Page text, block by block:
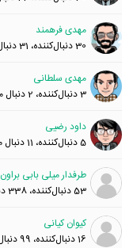
مهدی فرهمند
30دنبال‌کننده، 31 دنبال میکند
مهدی سلطانی
3دنبال‌کننده، 2 دنبال میکند
داود رضیی
5دنبال‌کننده، 11 دنبال میکند
طرفدار میلی بابی براون
53دنبال‌کننده، 338 دنبال میکند
کیوان کیانی
16دنبال‌کننده، 99 دنبال میکند